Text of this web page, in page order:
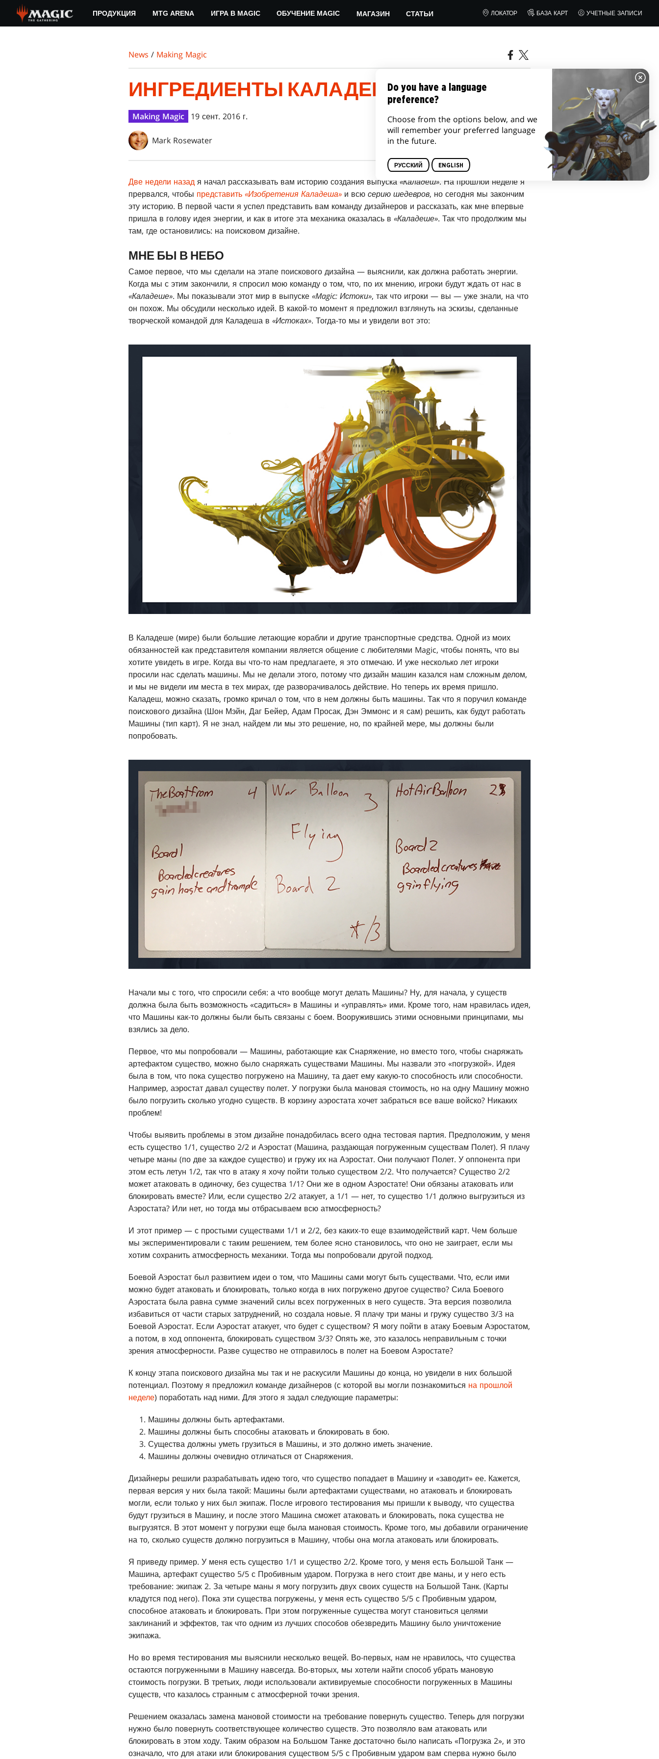
main
ПРОДУКЦИЯ MTG ARENA ИГРА В MAGIC ОБУЧЕНИЕ MAGIC МАГАЗИН СТАТЬИ ЛОКАТОР БАЗА КАРТ УЧЕТНЫЕ ЗАПИСИ
News / Making Magic
ИНГРЕДИЕНТЫ КАЛАДЕША, ЧАСТЬ 2
Making Magic 19 сент. 2016 г.
Mark Rosewater
Две недели назад я начал рассказывать вам историю создания выпуска «Каладеш». На прошлой неделе я
прервался, чтобы представить «Изобретения Каладеша» и всю серию шедевров, но сегодня мы закончим
эту историю. В первой части я успел представить вам команду дизайнеров и рассказать, как мне впервые
пришла в голову идея энергии, и как в итоге эта механика оказалась в «Каладеше». Так что продолжим мы
там, где остановились: на поисковом дизайне.
МНЕ БЫ В НЕБО
Самое первое, что мы сделали на этапе поискового дизайна — выяснили, как должна работать энергии.
Когда мы с этим закончили, я спросил мою команду о том, что, по их мнению, игроки будут ждать от нас в
«Каладеше». Мы показывали этот мир в выпуске «Magic: Истоки», так что игроки — вы — уже знали, на что
он похож. Мы обсудили несколько идей. В какой-то момент я предложил взглянуть на эскизы, сделанные
творческой командой для Каладеша в «Истоках». Тогда-то мы и увидели вот это:
В Каладеше (мире) были большие летающие корабли и другие транспортные средства. Одной из моих
обязанностей как представителя компании является общение с любителями Magic, чтобы понять, что вы
хотите увидеть в игре. Когда вы что-то нам предлагаете, я это отмечаю. И уже несколько лет игроки
просили нас сделать машины. Мы не делали этого, потому что дизайн машин казался нам сложным делом,
и мы не видели им места в тех мирах, где разворачивалось действие. Но теперь их время пришло.
Каладеш, можно сказать, громко кричал о том, что в нем должны быть машины. Так что я поручил команде
поискового дизайна (Шон Мэйн, Даг Бейер, Адам Просак, Дэн Эммонс и я сам) решить, как будут работать
Машины (тип карт). Я не знал, найдем ли мы это решение, но, по крайней мере, мы должны были
попробовать.
Начали мы с того, что спросили себя: а что вообще могут делать Машины? Ну, для начала, у существ
должна была быть возможность «садиться» в Машины и «управлять» ими. Кроме того, нам нравилась идея,
что Машины как-то должны были быть связаны с боем. Вооружившись этими основными принципами, мы
взялись за дело.
Первое, что мы попробовали — Машины, работающие как Снаряжение, но вместо того, чтобы снаряжать
артефактом существо, можно было снаряжать существами Машины. Мы назвали это «погрузкой». Идея
была в том, что пока существо погружено на Машину, та дает ему какую-то способность или способности.
Например, аэростат давал существу полет. У погрузки была мановая стоимость, но на одну Машину можно
было погрузить сколько угодно существ. В корзину аэростата хочет забраться все ваше войско? Никаких
проблем!
Чтобы выявить проблемы в этом дизайне понадобилась всего одна тестовая партия. Предположим, у меня
есть существо 1/1, существо 2/2 и Аэростат (Машина, раздающая погруженным существам Полет). Я плачу
четыре маны (по две за каждое существо) и гружу их на Аэростат. Они получают Полет. У оппонента при
этом есть летун 1/2, так что в атаку я хочу пойти только существом 2/2. Что получается? Существо 2/2
может атаковать в одиночку, без существа 1/1? Они же в одном Аэростате! Они обязаны атаковать или
блокировать вместе? Или, если существо 2/2 атакует, а 1/1 — нет, то существо 1/1 должно выгрузиться из
Аэростата? Или нет, но тогда мы отбрасываем всю атмосферность?
И этот пример — с простыми существами 1/1 и 2/2, без каких-то еще взаимодействий карт. Чем больше
мы экспериментировали с таким решением, тем более ясно становилось, что оно не заиграет, если мы
хотим сохранить атмосферность механики. Тогда мы попробовали другой подход.
Боевой Аэростат был развитием идеи о том, что Машины сами могут быть существами. Что, если ими
можно будет атаковать и блокировать, только когда в них погружено другое существо? Сила Боевого
Аэростата была равна сумме значений силы всех погруженных в него существ. Эта версия позволила
избавиться от части старых затруднений, но создала новые. Я плачу три маны и гружу существо 3/3 на
Боевой Аэростат. Если Аэростат атакует, что будет с существом? Я могу пойти в атаку Боевым Аэростатом,
а потом, в ход оппонента, блокировать существом 3/3? Опять же, это казалось неправильным с точки
зрения атмосферности. Разве существо не отправилось в полет на Боевом Аэростате?
К концу этапа поискового дизайна мы так и не раскусили Машины до конца, но увидели в них большой
потенциал. Поэтому я предложил команде дизайнеров (с которой вы могли познакомиться на прошлой
неделе) поработать над ними. Для этого я задал следующие параметры:
Машины должны быть артефактами.
Машины должны быть способны атаковать и блокировать в бою.
Существа должны уметь грузиться в Машины, и это должно иметь значение.
Машины должны очевидно отличаться от Снаряжения.
Дизайнеры решили разрабатывать идею того, что существо попадает в Машину и «заводит» ее. Кажется,
первая версия у них была такой: Машины были артефактами существами, но атаковать и блокировать
могли, если только у них был экипаж. После игрового тестирования мы пришли к выводу, что существа
будут грузиться в Машину, и после этого Машина сможет атаковать и блокировать, пока существа не
выгрузятся. В этот момент у погрузки еще была мановая стоимость. Кроме того, мы добавили ограничение
на то, сколько существ должно погрузиться в Машину, чтобы она могла атаковать или блокировать.
Я приведу пример. У меня есть существо 1/1 и существо 2/2. Кроме того, у меня есть Большой Танк —
Машина, артефакт существо 5/5 с Пробивным ударом. Погрузка в него стоит две маны, и у него есть
требование: экипаж 2. За четыре маны я могу погрузить двух своих существ на Большой Танк. (Карты
кладутся под него). Пока эти существа погружены, у меня есть существо 5/5 с Пробивным ударом,
способное атаковать и блокировать. При этом погруженные существа могут становиться целями
заклинаний и эффектов, так что одним из лучших способов обезвредить Машину было уничтожение
экипажа.
Но во время тестирования мы выяснили несколько вещей. Во-первых, нам не нравилось, что существа
остаются погруженными в Машину навсегда. Во-вторых, мы хотели найти способ убрать мановую
стоимость погрузки. В третьих, люди использовали активируемые способности погруженных в Машины
существ, что казалось странным с атмосферной точки зрения.
Решением оказалась замена мановой стоимости на требование повернуть существо. Теперь для погрузки
нужно было повернуть соответствующее количество существ. Это позволяло вам атаковать или
блокировать в этом ходу. Таким образом на Большом Танке достаточно было написать «Погрузка 2», и это
означало, что для атаки или блокирования существом 5/5 с Пробивным ударом вам сперва нужно было
Do you have a language
preference?
Choose from the options below, and we
will remember your preferred language
in the future.
РУССКИЙ ENGLISH